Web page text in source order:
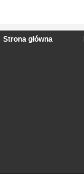
Strona główna